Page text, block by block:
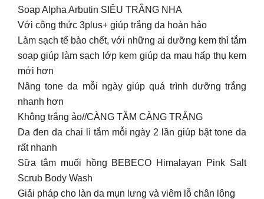
Soap Alpha Arbutin SIÊU TRẮNG NHA
Với công thức 3plus+ giúp trắng da hoàn hảo
Làm sạch tế bào chết, với những ai dưỡng kem thì tắm
soap giúp làm sạch lớp kem giúp da mau hấp thụ kem
mới hơn
Nâng tone da mỗi ngày giúp quá trình dưỡng trắng
nhanh hơn
Không trắng ảo//CÀNG TẮM CÀNG TRẮNG
Da đen da chai lì tắm mỗi ngày 2 lần giúp bật tone da
rất nhanh
Sữa tắm muối hồng BEBECO Himalayan Pink Salt
Scrub Body Wash
Giải pháp cho làn da mụn lưng và viêm lỗ chân lông